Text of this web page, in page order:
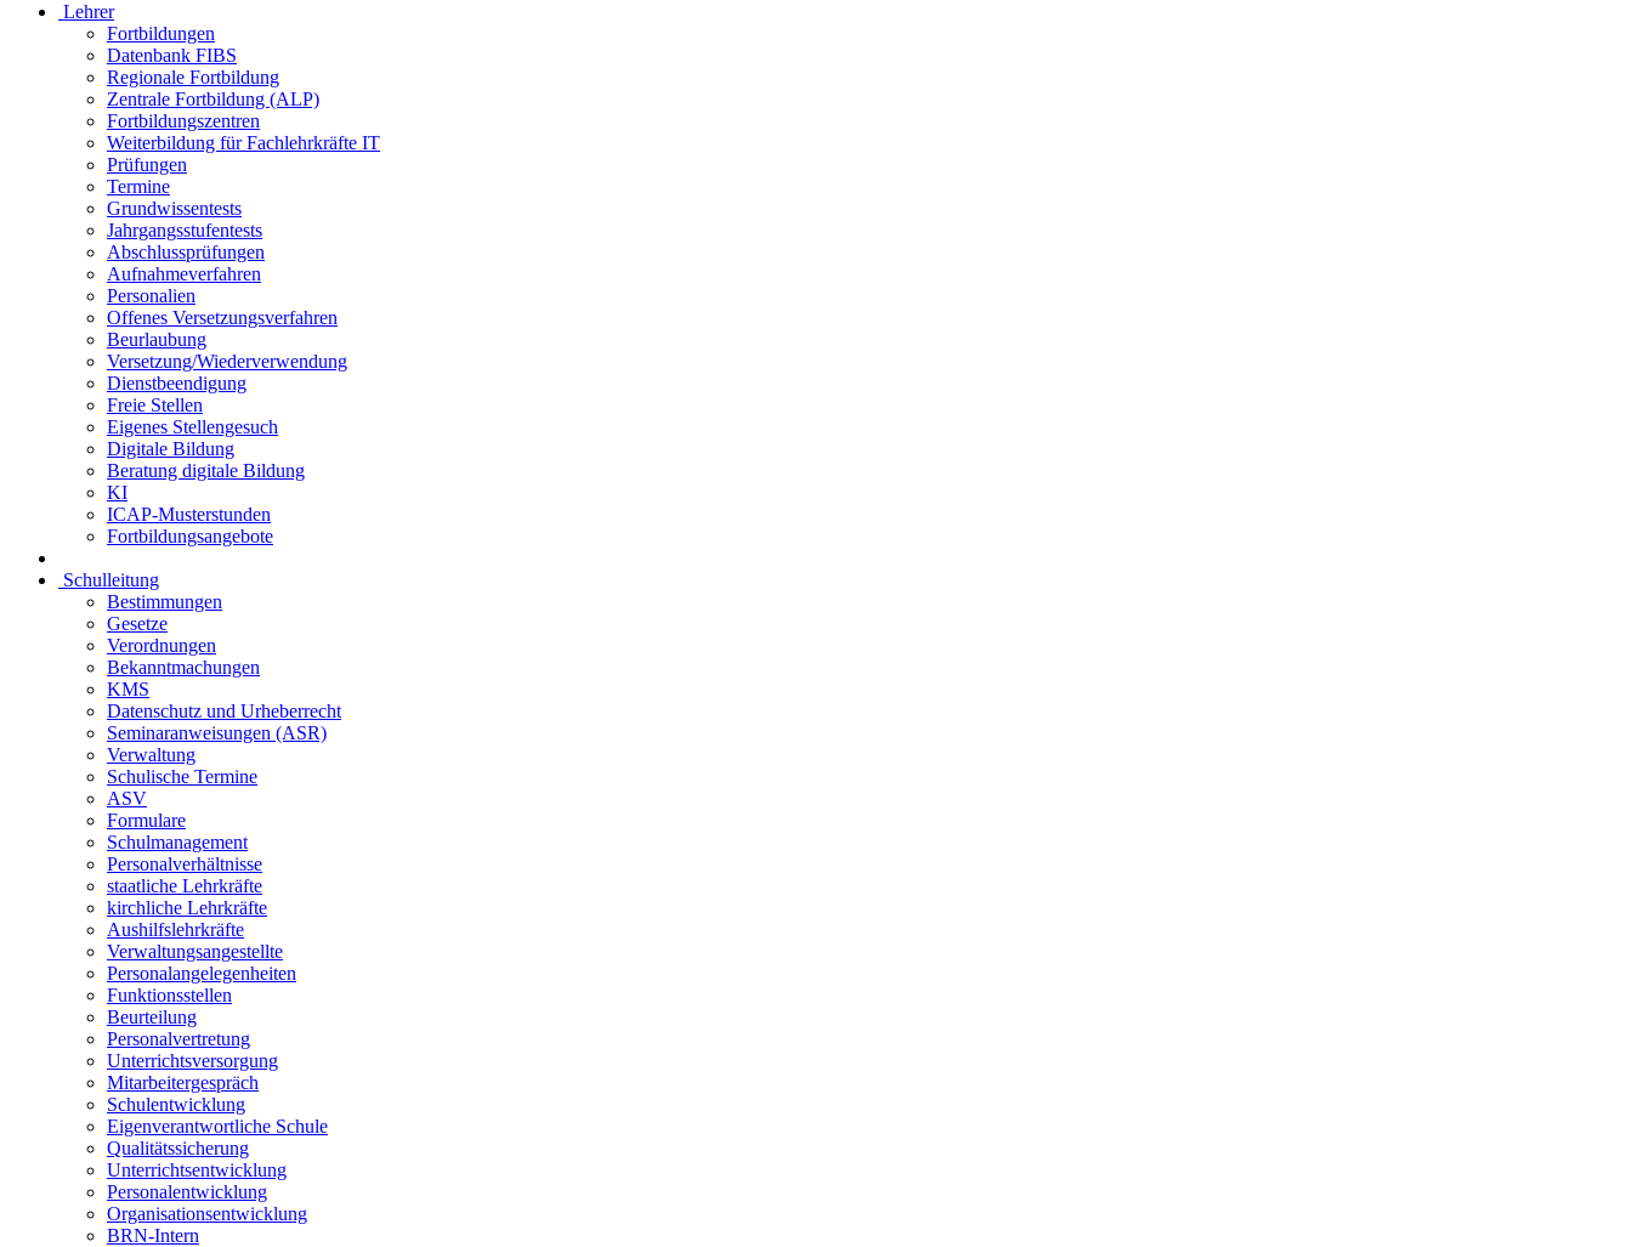
Lehrer
Fortbildungen
Datenbank FIBS
Regionale Fortbildung
Zentrale Fortbildung (ALP)
Fortbildungszentren
Weiterbildung für Fachlehrkräfte IT
Prüfungen
Termine
Grundwissentests
Jahrgangsstufentests
Abschlussprüfungen
Aufnahmeverfahren
Personalien
Offenes Versetzungsverfahren
Beurlaubung
Versetzung/Wiederverwendung
Dienstbeendigung
Freie Stellen
Eigenes Stellengesuch
Digitale Bildung
Beratung digitale Bildung
KI
ICAP-Musterstunden
Fortbildungsangebote
Schulleitung
Bestimmungen
Gesetze
Verordnungen
Bekanntmachungen
KMS
Datenschutz und Urheberrecht
Seminaranweisungen (ASR)
Verwaltung
Schulische Termine
ASV
Formulare
Schulmanagement
Personalverhältnisse
staatliche Lehrkräfte
kirchliche Lehrkräfte
Aushilfslehrkräfte
Verwaltungsangestellte
Personalangelegenheiten
Funktionsstellen
Beurteilung
Personalvertretung
Unterrichtsversorgung
Mitarbeitergespräch
Schulentwicklung
Eigenverantwortliche Schule
Qualitätssicherung
Unterrichtsentwicklung
Personalentwicklung
Organisationsentwicklung
BRN-Intern